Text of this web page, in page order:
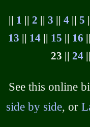
1 2 3 4|| 5
13
14 15 16
23 ||24
See this online
side by side, or